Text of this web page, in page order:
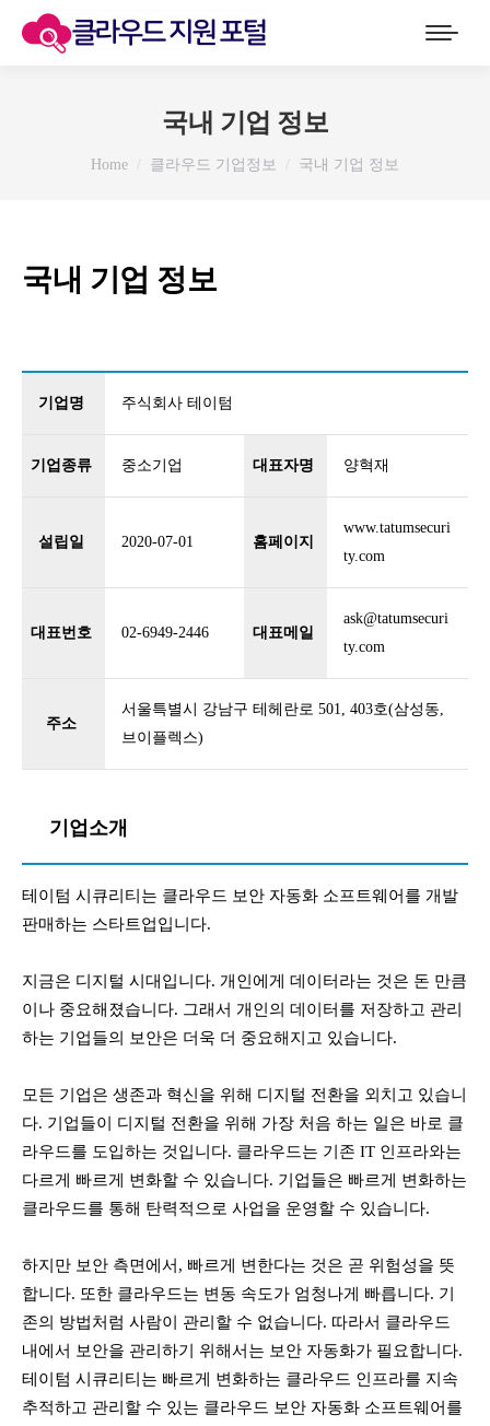
국내 기업 정보
You are here:
Home 클라우드 기업정보 국내 기업 정보
국내 기업 정보
기업명 주식회사 테이텀
기업종류 중소기업 대표자명 양혁재
설립일 2020-07-01 홈페이지
www.tatumsecuri
ty.com
대표번호 02-6949-2446 대표메일
ask@tatumsecuri
ty.com
주소
서울특별시 강남구 테헤란로 501, 403호(삼성동,
브이플렉스)
기업소개
테이텀 시큐리티는 클라우드 보안 자동화 소프트웨어를 개발
판매하는 스타트업입니다.
지금은 디지털 시대입니다. 개인에게 데이터라는 것은 돈 만큼
이나 중요해졌습니다. 그래서 개인의 데이터를 저장하고 관리
하는 기업들의 보안은 더욱 더 중요해지고 있습니다.
모든 기업은 생존과 혁신을 위해 디지털 전환을 외치고 있습니
다. 기업들이 디지털 전환을 위해 가장 처음 하는 일은 바로 클
라우드를 도입하는 것입니다. 클라우드는 기존 IT 인프라와는
다르게 빠르게 변화할 수 있습니다. 기업들은 빠르게 변화하는
클라우드를 통해 탄력적으로 사업을 운영할 수 있습니다.
하지만 보안 측면에서, 빠르게 변한다는 것은 곧 위험성을 뜻
합니다. 또한 클라우드는 변동 속도가 엄청나게 빠릅니다. 기
존의 방법처럼 사람이 관리할 수 없습니다. 따라서 클라우드
내에서 보안을 관리하기 위해서는 보안 자동화가 필요합니다.
테이텀 시큐리티는 빠르게 변화하는 클라우드 인프라를 지속
추적하고 관리할 수 있는 클라우드 보안 자동화 소프트웨어를